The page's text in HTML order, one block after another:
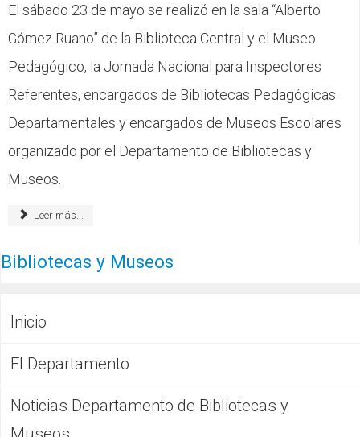
El sábado 23 de mayo se realizó en la sala “Alberto
Gómez Ruano” de la Biblioteca Central y el Museo
Pedagógico, la Jornada Nacional para Inspectores
Referentes, encargados de Bibliotecas Pedagógicas
Departamentales y encargados de Museos Escolares
organizado por el Departamento de Bibliotecas y
Museos.
Leer más...
Bibliotecas y Museos
Inicio
El Departamento
Noticias Departamento de Bibliotecas y